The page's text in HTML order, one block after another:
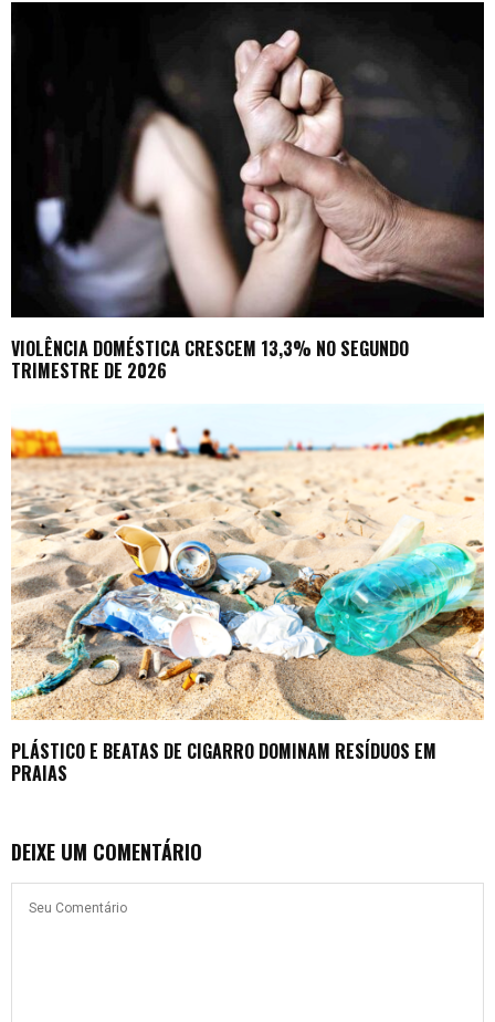
VIOLÊNCIA DOMÉSTICA CRESCEM 13,3% NO SEGUNDO
TRIMESTRE DE 2026
PLÁSTICO E BEATAS DE CIGARRO DOMINAM RESÍDUOS EM
PRAIAS
DEIXE UM COMENTÁRIO